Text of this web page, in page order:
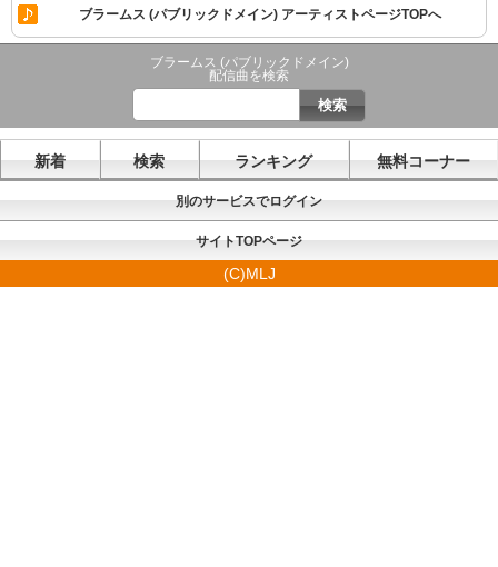
ブラームス (パブリックドメイン) アーティストページTOPへ
ブラームス (パブリックドメイン)
配信曲を検索
新着 検索 ランキング 無料コーナー
別のサービスでログイン
サイトTOPページ
(C)MLJ